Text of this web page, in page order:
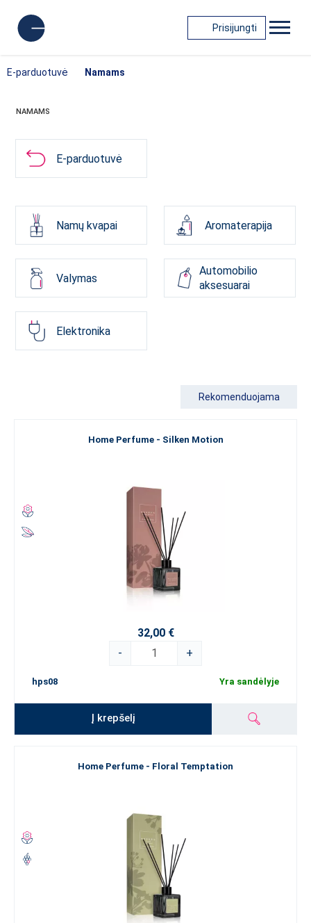
Prisijungti
E-parduotuvė Namams
NAMAMS
E-parduotuvė
Namų kvapai Aromaterapija
Valymas
Automobilio
aksesuarai
Elektronika
Rekomenduojama
Home Perfume - Silken Motion
32,00 €
-
+
hps08 Yra sandėlyje
Į krepšelį
Home Perfume - Floral Temptation